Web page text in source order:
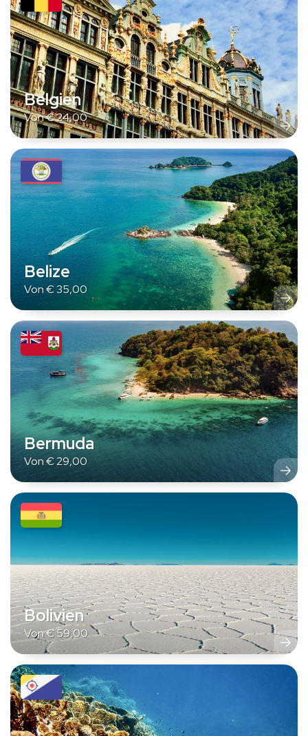
Belgien
Von€24,00
Belize
Von€35,00
Bermuda
Von€29,00
Bolivien
Von€59,00